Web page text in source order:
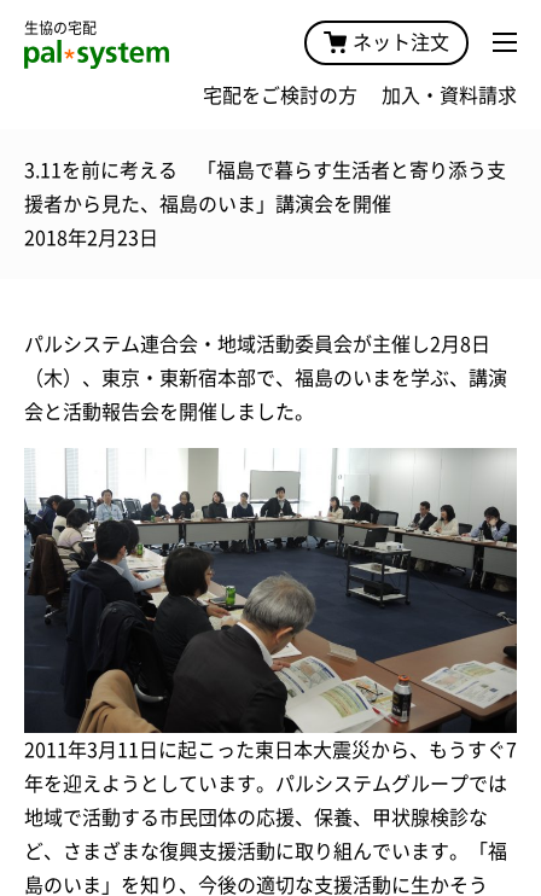
生協の宅配
ネット注文
宅配をご検討の方 加入・資料請求
3.11を前に考える 「福島で暮らす生活者と寄り添う支
援者から見た、福島のいま」講演会を開催
2018年2月23日
パルシステム連合会・地域活動委員会が主催し2月8日
（木）、東京・東新宿本部で、福島のいまを学ぶ、講演
会と活動報告会を開催しました。
2011年3月11日に起こった東日本大震災から、もうすぐ7
年を迎えようとしています。パルシステムグループでは
地域で活動する市民団体の応援、保養、甲状腺検診な
ど、さまざまな復興支援活動に取り組んでいます。「福
島のいま」を知り、今後の適切な支援活動に生かそう